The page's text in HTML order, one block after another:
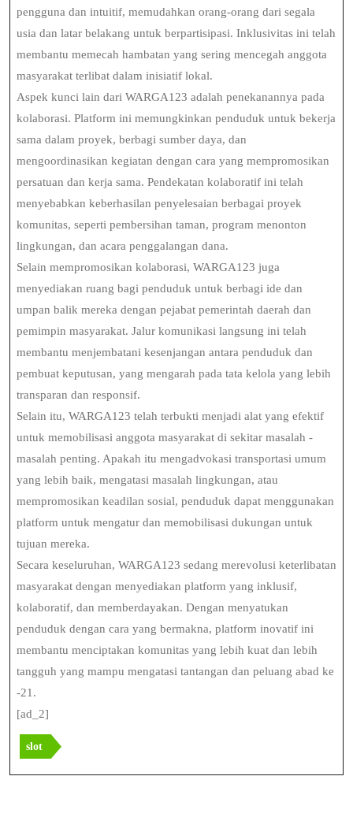
pengguna dan intuitif, memudahkan orang-orang dari segala
usia dan latar belakang untuk berpartisipasi. Inklusivitas ini telah
membantu memecah hambatan yang sering mencegah anggota
masyarakat terlibat dalam inisiatif lokal.
Aspek kunci lain dari WARGA123 adalah penekanannya pada
kolaborasi. Platform ini memungkinkan penduduk untuk bekerja
sama dalam proyek, berbagi sumber daya, dan
mengoordinasikan kegiatan dengan cara yang mempromosikan
persatuan dan kerja sama. Pendekatan kolaboratif ini telah
menyebabkan keberhasilan penyelesaian berbagai proyek
komunitas, seperti pembersihan taman, program menonton
lingkungan, dan acara penggalangan dana.
Selain mempromosikan kolaborasi, WARGA123 juga
menyediakan ruang bagi penduduk untuk berbagi ide dan
umpan balik mereka dengan pejabat pemerintah daerah dan
pemimpin masyarakat. Jalur komunikasi langsung ini telah
membantu menjembatani kesenjangan antara penduduk dan
pembuat keputusan, yang mengarah pada tata kelola yang lebih
transparan dan responsif.
Selain itu, WARGA123 telah terbukti menjadi alat yang efektif
untuk memobilisasi anggota masyarakat di sekitar masalah -
masalah penting. Apakah itu mengadvokasi transportasi umum
yang lebih baik, mengatasi masalah lingkungan, atau
mempromosikan keadilan sosial, penduduk dapat menggunakan
platform untuk mengatur dan memobilisasi dukungan untuk
tujuan mereka.
Secara keseluruhan, WARGA123 sedang merevolusi keterlibatan
masyarakat dengan menyediakan platform yang inklusif,
kolaboratif, dan memberdayakan. Dengan menyatukan
penduduk dengan cara yang bermakna, platform inovatif ini
membantu menciptakan komunitas yang lebih kuat dan lebih
tangguh yang mampu mengatasi tantangan dan peluang abad ke
-21.
[ad_2]
slot